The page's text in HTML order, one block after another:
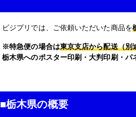
ビジプリでは、ご依頼いただいた商品を
※特急便の場合は東京支店から配送（別
栃木県へのポスター印刷・大判印刷・パ
■栃木県の概要